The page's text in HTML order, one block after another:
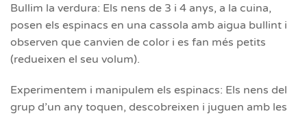
Bullim la verdura: Els nens de 3 i 4 anys, a la cuina,
posen els espinacs en una cassola amb aigua bullint i
observen que canvien de color i es fan més petits
(redueixen el seu volum).
Experimentem i manipulem els espinacs: Els nens del
grup d’un any toquen, descobreixen i juguen amb les